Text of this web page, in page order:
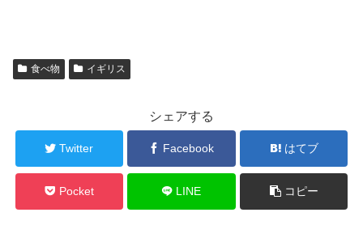
食べ物 イギリス
シェアする
Twitter Facebook はてブ
Pocket LINE コピー